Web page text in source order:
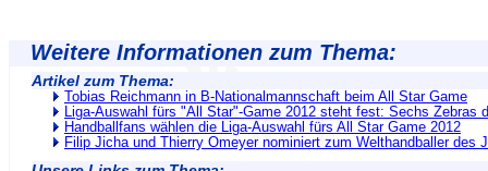
Weitere Informationen zum Thema:
Artikel zum Thema:
Tobias Reichmann in B-Nationalmannschaft beim All Star Game
Liga-Auswahl fürs "All Star"-Game 2012 steht fest: Sechs Zebras
Handballfans wählen die Liga-Auswahl fürs All Star Game 2012
Filip Jicha und Thierry Omeyer nominiert zum Welthandballer des